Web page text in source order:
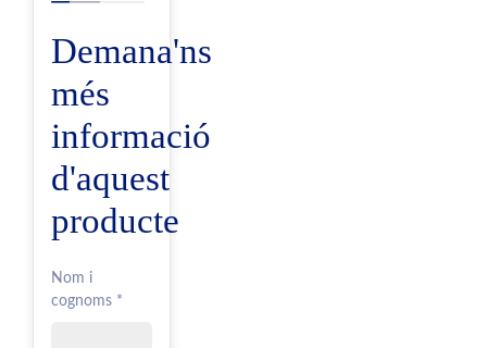
Demana'ns
més
informació
d'aquest
producte
Nom i
cognoms *